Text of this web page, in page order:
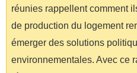
réunies rappellent comment
de production du logement
émerger des solutions
environnementales. Avec ce